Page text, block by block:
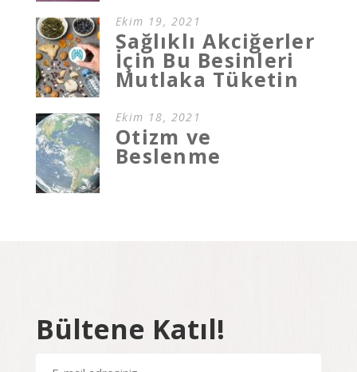
Ekim 19, 2021
Sağlıklı Akciğerler
İçin Bu Besinleri
Mutlaka Tüketin
Ekim 18, 2021
Otizm ve
Beslenme
Bültene Katıl!